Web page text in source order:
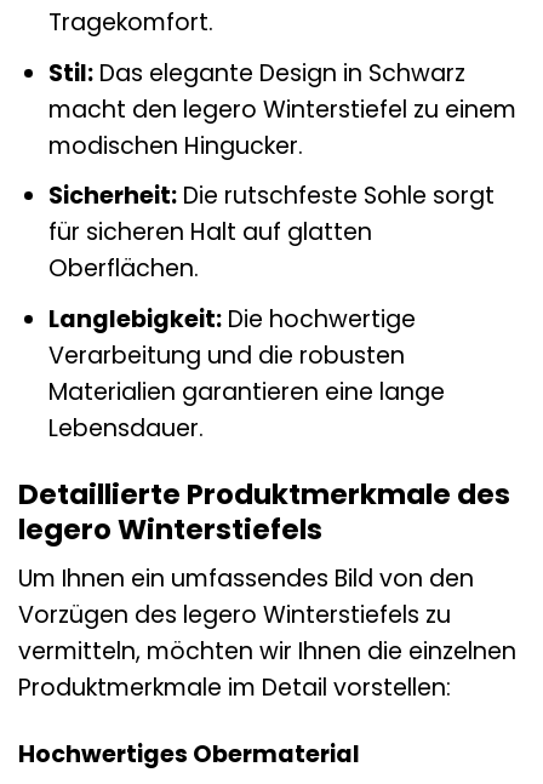
Tragekomfort.
Stil:Das elegante Design in Schwarz
macht den legero Winterstiefel zu einem
modischen Hingucker.
Sicherheit:Die rutschfeste Sohle sorgt
für sicheren Halt auf glatten
Oberflächen.
Langlebigkeit:Die hochwertige
Verarbeitung und die robusten
Materialien garantieren eine lange
Lebensdauer.
Detaillierte Produktmerkmale des
legero Winterstiefels
Um Ihnen ein umfassendes Bild von den
Vorzügen des legero Winterstiefels zu
vermitteln, möchten wir Ihnen die einzelnen
Produktmerkmale im Detail vorstellen:
Hochwertiges Obermaterial